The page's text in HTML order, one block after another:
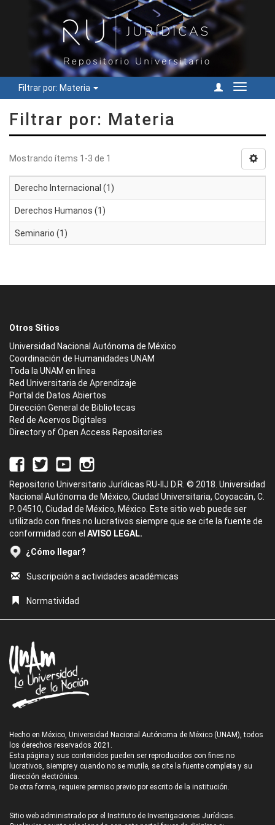
Filtrar por: Materia
Cambiar
Filtrar por: Materia
Mostrando ítems 1-3 de 1
Derecho Internacional (1)
Derechos Humanos (1)
Seminario (1)
Otros Sitios
Universidad Nacional Autónoma de México
Coordinación de Humanidades UNAM
Toda la UNAM en línea
Red Universitaria de Aprendizaje
Portal de Datos Abiertos
Dirección General de Bibliotecas
Red de Acervos Digitales
Directory of Open Access Repositories
Repositorio Universitario Jurídicas RU-IIJ D.R. © 2018. Universidad
Nacional Autónoma de México, Ciudad Universitaria, Coyoacán, C.
P. 04510, Ciudad de México, México. Este sitio web puede ser
utilizado con fines no lucrativos siempre que se cite la fuente de
conformidad con el AVISO LEGAL.
¿Cómo llegar?
Suscripción a actividades académicas
Normatividad
Hecho en México, Universidad Nacional Autónoma de México (UNAM), todos
los derechos reservados 2021.
Esta página y sus contenidos pueden ser reproducidos con fines no
lucrativos, siempre y cuando no se mutile, se cite la fuente completa y su
dirección electrónica.
De otra forma, requiere permiso previo por escrito de la institución.
Sitio web administrado por el Instituto de Investigaciones Jurídicas.